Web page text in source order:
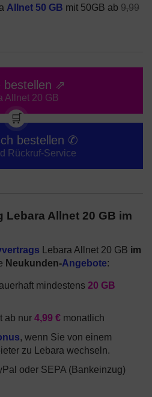
Allnet 50 GB mit 50GB ab 9,99
bestellen ⇗
Allnet 20 GB
🛒
bestellen ✆
Rückruf-Service
Lebara Allnet 20 GB im
Lebara Allnet 20 GB im
Neukunden-Angebote:
mindestens 20 GB
ab nur 4,99 € monatlich
, wenn Sie von einem
zu Lebara wechseln.
oder SEPA (Bankeinzug)